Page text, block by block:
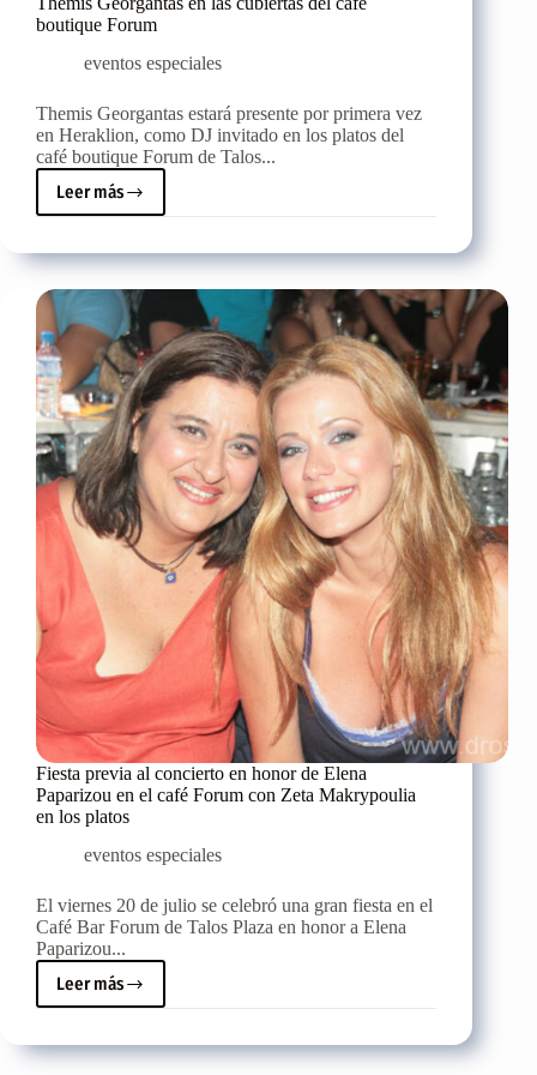
boutique Forum
eventos especiales
Themis Georgantas estará presente por primera vez
en Heraklion, como DJ invitado en los platos del
café boutique Forum de Talos...
Leer más
Themis
Georgantas
las
cubiertas
café
boutique
Forum
Fiesta previa al concierto en honor de Elena
Paparizou en el café Forum con Zeta Makrypoulia
en los platos
eventos especiales
El viernes 20 de julio se celebró una gran fiesta en el
Café Bar Forum de Talos Plaza en honor a Elena
Paparizou...
Leer más
Fiesta
previa
concierto